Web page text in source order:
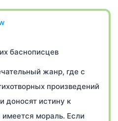
баснописцев
жанр, где с
произведений
доносят истину к
имеется мораль. Если